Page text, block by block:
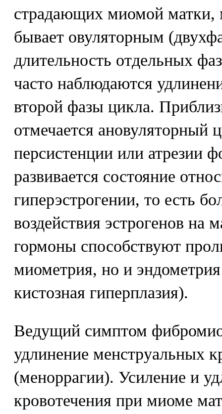
страдающих миомой матки,
бывает овуляторным
длительность отдельных
часто наблюдаются
второй фазы цикла.
отмечается ановуляторный
персистенции или атрезии
развивается состояние
гиперэстрогении, то есть
воздействия эстрогенов на
гормоны способствуют
миометрия, но и
кистозная гиперплазия).
Ведущий симптом
удлинение менструальных
(меноррагии). Усиление и
кровотечения при миоме